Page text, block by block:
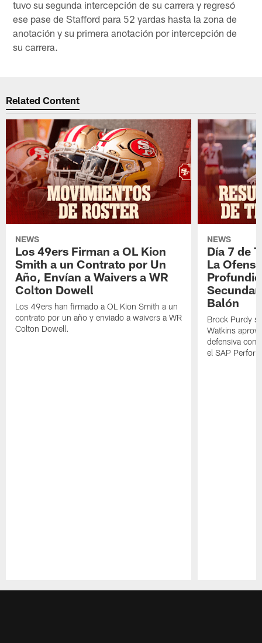
tuvo su segunda intercepción de su carrera y regresó
ese pase de Stafford para 52 yardas hasta la zona de
anotación y su primera anotación por intercepción de
su carrera.
Related Content
NEWS
Los 49ers Firman a OL Kion
Smith a un Contrato por Un
Año, Envían a Waivers a WR
Colton Dowell
Los 49ers han firmado a OL Kion Smith a un
contrato por un año y enviado a waivers a WR
Colton Dowell.
NEWS
Día 7 de
La
Balón
Brock Purdy
Watkins
defensiva
el SAP